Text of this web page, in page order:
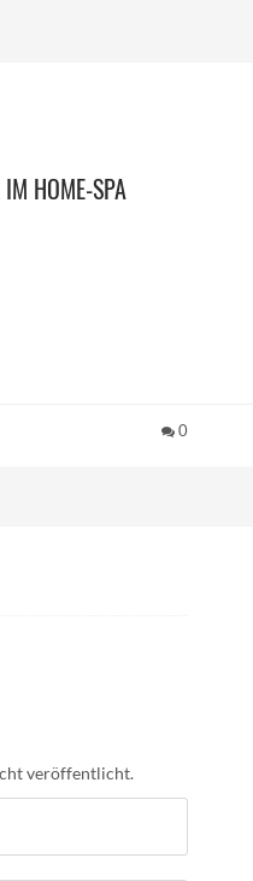
HOME-SPA
0
veröffentlicht.